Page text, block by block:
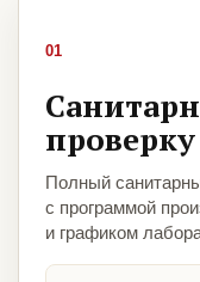
01
проверку
Полный
с программой
и графиком